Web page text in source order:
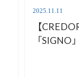
2025.11.11
【
「SIGNO